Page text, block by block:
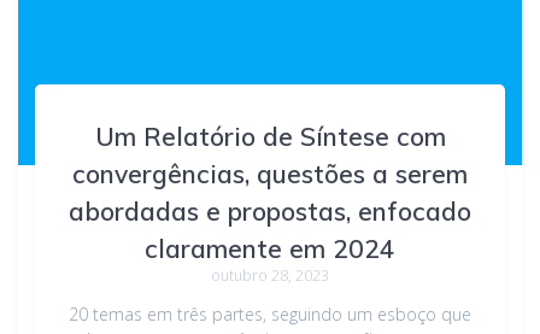
Um Relatório de Síntese com
convergências, questões a serem
abordadas e propostas, enfocado
claramente em 2024
outubro 28, 2023
20 temas em três partes, seguindo um esboço que